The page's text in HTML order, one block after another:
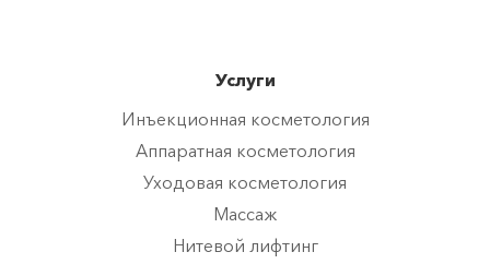
Услуги
Инъекционная косметология
Аппаратная косметология
Уходовая косметология
Массаж
Нитевой лифтинг